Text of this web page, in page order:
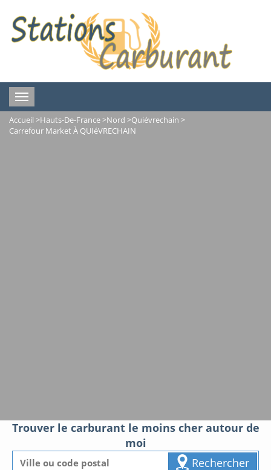
Toggle
navigation
Accueil >Hauts-De-France>Nord >Quiévrechain >
Carrefour Market À QUIéVRECHAIN
Trouver le carburant le moins cher autour de
moi
Rechercher